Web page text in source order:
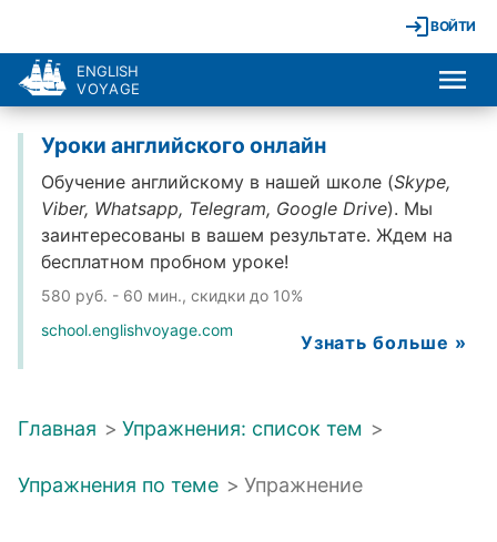
ВОЙТИ
ENGLISH
VOYAGE
Уроки английского онлайн
Обучение английскому в нашей школе (Skype,
Viber, Whatsapp, Telegram, Google Drive). Мы
заинтересованы в вашем результате. Ждем на
бесплатном пробном уроке!
580 руб. - 60 мин., скидки до 10%
school.englishvoyage.com
Узнать больше »
Главная > Упражнения: список тем >
Упражнения по теме > Упражнение